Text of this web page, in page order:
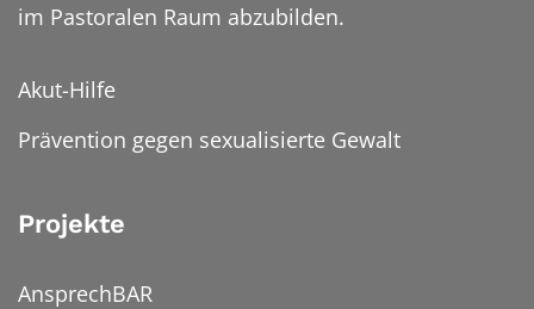
im Pastoralen Raum abzubilden.
Akut-Hilfe
Prävention gegen sexualisierte Gewalt
Projekte
AnsprechBAR